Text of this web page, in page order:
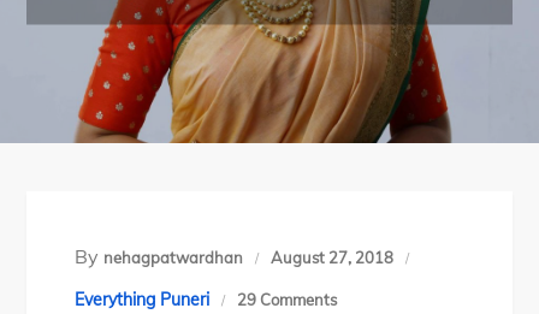
By nehagpatwardhan August 27, 2018
Everything Puneri 29 Commentson